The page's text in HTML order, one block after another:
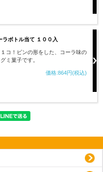
ラボトル当て １００入
コ！ビンの形をした、コーラ味の
グミ菓子です。
価格:864円(税込)